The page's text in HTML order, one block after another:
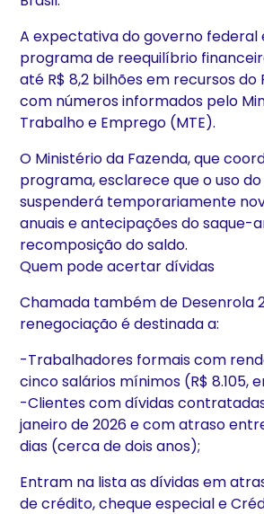
A expectativa do governo federal
programa de reequilíbrio
até R$ 8,2 bilhões em recursos do
com números informados pelo
Trabalho e Emprego (MTE).
O Ministério da Fazenda, que
programa, esclarece que o uso do
suspenderá temporariamente
anuais e antecipações do saque-
recomposição do saldo.
Quem pode acertar dívidas
Chamada também de Desenrola
renegociação é destinada a:
-Trabalhadores formais com
cinco salários mínimos (R$ 8.105,
-Clientes com dívidas
janeiro de 2026 e com atraso
dias (cerca de dois anos);
Entram na lista as dívidas em
de crédito, cheque especial e